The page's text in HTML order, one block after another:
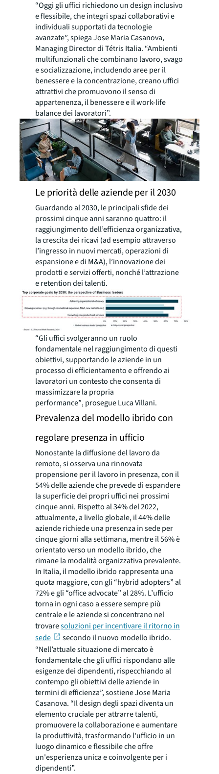
“Oggi gli uffici richiedono un design inclusivo
e flessibile, che integri spazi collaborativi e
individuali supportati da tecnologie
avanzate”, spiega Jose Maria Casanova,
Managing Director di Tétris Italia. “Ambienti
multifunzionali che combinano lavoro, svago
e socializzazione, includendo aree per il
benessere e la concentrazione, creano uffici
attrattivi che promuovono il senso di
appartenenza, il benessere e il work-life
balance dei lavoratori”.
Le priorità delle aziende per il 2030
Guardando al 2030, le principali sfide dei
prossimi cinque anni saranno quattro: il
raggiungimento dell’efficienza organizzativa,
la crescita dei ricavi (ad esempio attraverso
l’ingresso in nuovi mercati, operazioni di
espansione e di M&A), l’innovazione dei
prodotti e servizi offerti, nonché l’attrazione
e retention dei talenti.
“Gli uffici svolgeranno un ruolo
fondamentale nel raggiungimento di questi
obiettivi, supportando le aziende in un
processo di efficientamento e offrendo ai
lavoratori un contesto che consenta di
massimizzare la propria
performance”,prosegue Luca Villani.
Prevalenza del modello ibrido con
regolare presenza in ufficio
Nonostante la diffusione del lavoro da
remoto, si osserva una rinnovata
propensione per il lavoro in presenza, con il
54% delle aziende che prevede di espandere
la superficie dei propri uffici nei prossimi
cinque anni. Rispetto al 34% del 2022,
attualmente, a livello globale, il 44% delle
aziende richiede una presenza in sede per
cinque giorni alla settimana, mentre il 56% è
orientato verso un modello ibrido, che
rimane la modalità organizzativa prevalente.
In Italia, il modello ibrido rappresenta una
quota maggiore, con gli “hybrid adopters” al
72% e gli “office advocate” al 28%. L’ufficio
torna in ogni caso a essere sempre più
centrale e le aziende si concentrano nel
trovaresoluzioni per incentivare il ritorno in
sede
secondo il nuovo modello ibrido.
“Nell’attuale situazione di mercato è
fondamentale che gli uffici rispondano alle
esigenze dei dipendenti, rispecchiando al
contempo gli obiettivi delle aziende in
termini di efficienza”, sostiene Jose Maria
Casanova. “Il design degli spazi diventa un
elemento cruciale per attrarre talenti,
promuovere la collaborazione e aumentare
la produttività, trasformando l'ufficio in un
luogo dinamico e flessibile che offre
un'esperienza unica e coinvolgente per i
dipendenti”.